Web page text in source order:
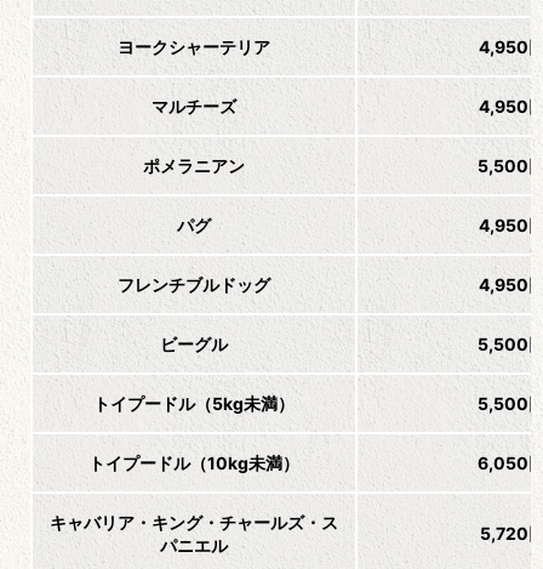
ヨークシャーテリア 4,950
マルチーズ 4,950
ポメラニアン 5,500
パグ 4,950
フレンチブルドッグ 4,950
ビーグル 5,500
トイプードル（5kg未満） 5,500
トイプードル（10kg未満） 6,050
キャバリア・キング・チャールズ・ス
パニエル
5,720